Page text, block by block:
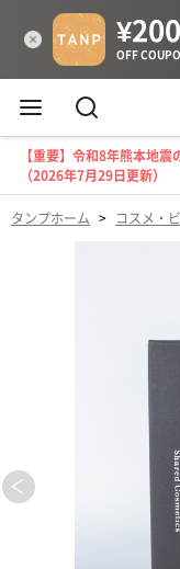
【重要】令和8年熊本地
（2026年7月29日更新）
タンプホーム > コスメ・